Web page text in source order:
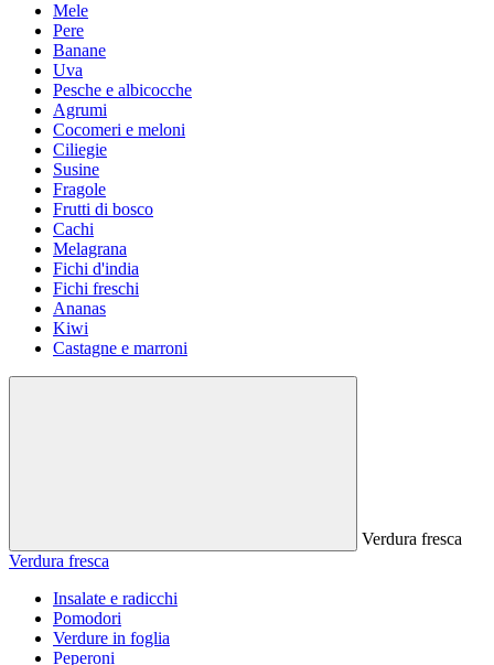
Mele
Pere
Banane
Uva
Pesche e albicocche
Agrumi
Cocomeri e meloni
Ciliegie
Susine
Fragole
Frutti di bosco
Cachi
Melagrana
Fichi d'india
Fichi freschi
Ananas
Kiwi
Castagne e marroni
Verdura fresca
Verdura fresca
Insalate e radicchi
Pomodori
Verdure in foglia
Peperoni